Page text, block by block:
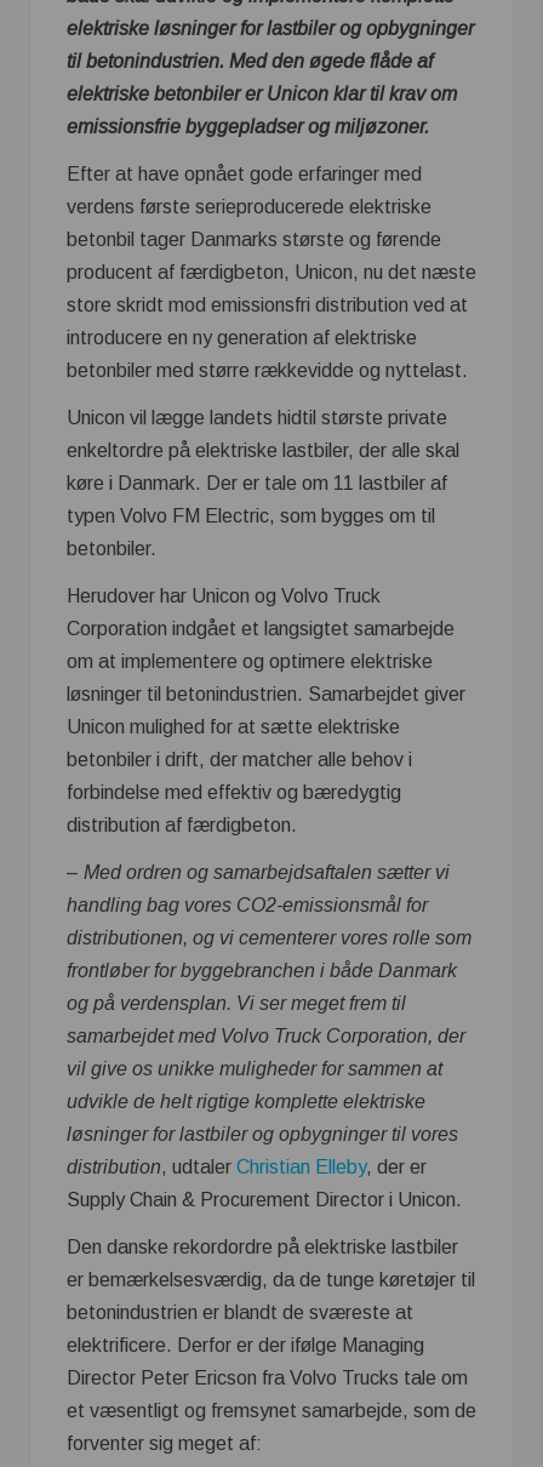
elektriske løsninger for lastbiler og opbygninger
til betonindustrien. Med den øgede flåde af
elektriske betonbiler er Unicon klar til krav om
emissionsfrie byggepladser og miljøzoner.
Efter at have opnået gode erfaringer med
verdens første serieproducerede elektriske
betonbil tager Danmarks største og førende
producent af færdigbeton, Unicon, nu det næste
store skridt mod emissionsfri distribution ved at
introducere en ny generation af elektriske
betonbiler med større rækkevidde og nyttelast.
Unicon vil lægge landets hidtil største private
enkeltordre på elektriske lastbiler, der alle skal
køre i Danmark. Der er tale om 11 lastbiler af
typen Volvo FM Electric, som bygges om til
betonbiler.
Herudover har Unicon og Volvo Truck
Corporation indgået et langsigtet samarbejde
om at implementere og optimere elektriske
løsninger til betonindustrien. Samarbejdet giver
Unicon mulighed for at sætte elektriske
betonbiler i drift, der matcher alle behov i
forbindelse med effektiv og bæredygtig
distribution af færdigbeton.
– Med ordren og samarbejdsaftalen sætter vi
handling bag vores CO2-emissionsmål for
distributionen, og vi cementerer vores rolle som
frontløber for byggebranchen i både Danmark
og på verdensplan. Vi ser meget frem til
samarbejdet med Volvo Truck Corporation, der
vil give os unikke muligheder for sammen at
udvikle de helt rigtige komplette elektriske
løsninger for lastbiler og opbygninger til vores
distribution, udtaler Christian Elleby, der er
Supply Chain & Procurement Director i Unicon.
Den danske rekordordre på elektriske lastbiler
er bemærkelsesværdig, da de tunge køretøjer til
betonindustrien er blandt de sværeste at
elektrificere. Derfor er der ifølge Managing
Director Peter Ericson fra Volvo Trucks tale om
et væsentligt og fremsynet samarbejde, som de
forventer sig meget af: